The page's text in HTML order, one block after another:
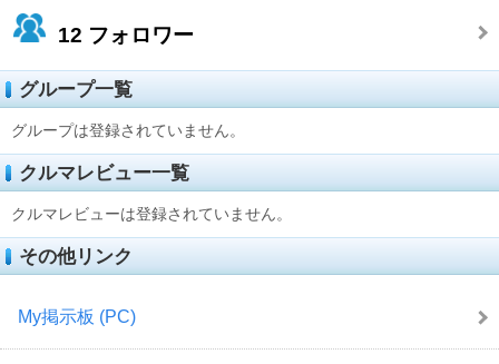
12 フォロワー
グループ一覧
グループは登録されていません。
クルマレビュー一覧
クルマレビューは登録されていません。
その他リンク
My掲示板 (PC)